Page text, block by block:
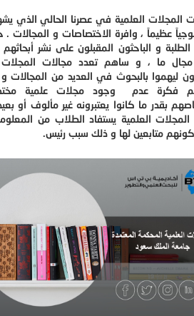
المجلات العلمية في عصرنا الحالي الذي
عظيماً ، وافرة الاختصاصات و المجالات
و الباحثون المقبلون على نشر
ما ، و ساهم تعدد مجالات المجلات
ليهموا بالبحوث في العديد من المجالات
فكرة عدم وجود مجلات علمية
بقدر ما كانوا يعتبرونه غير مألوف أو
المجلات العلمية يستفاد الطلاب من
متابعين لها و ذلك سبب رئيس.